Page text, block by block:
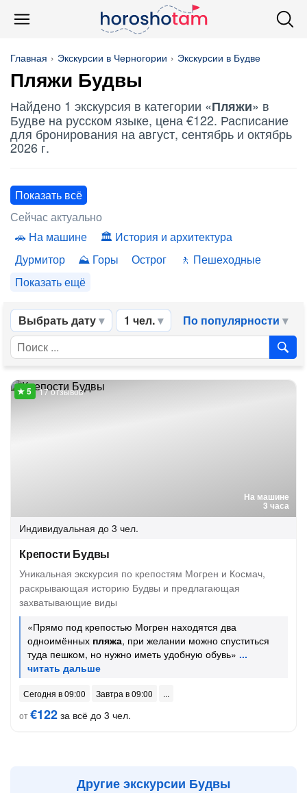
Главная Экскурсии в Черногории Экскурсии в Будве
Пляжи Будвы
Найдено 1 экскурсия в категории «Пляжи» в
Будве на русском языке, цена €122. Расписание
для бронирования на август, сентябрь и октябрь
2026 г.
Показать всё
Сейчас актуально
На машине
История и архитектура
Дурмитор
Горы Острог
Пешеходные
Показать ещё
Выбрать дату 1 чел. По популярности
На машине
3 часа
17 отзывов
Индивидуальная до 3 чел.
Крепости Будвы
Уникальная экскурсия по крепостям Могрен и Космач,
раскрывающая историю Будвы и предлагающая
захватывающие виды
«Прямо под крепостью Могрен находятся два
одноимённых пляжа, при желании можно спуститься
туда пешком, но нужно иметь удобную обувь»
Сегодня в 09:00
Завтра в 09:00
от€122 за всё до 3 чел.
Другие экскурсии Будвы